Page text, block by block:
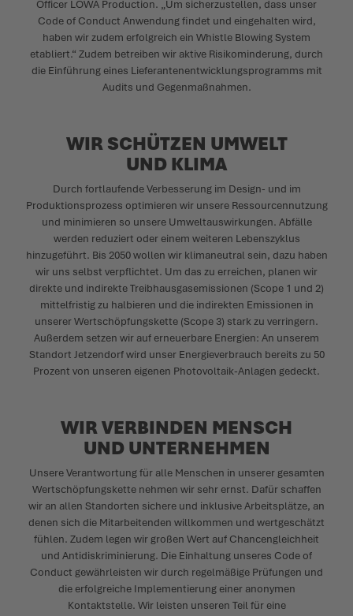
Officer LOWA Production. „Um sicherzustellen, dass unser
Code of Conduct Anwendung findet und eingehalten wird,
haben wir zudem erfolgreich ein Whistle Blowing System
etabliert.“ Zudem betreiben wir aktive Risikominderung, durch
die Einführung eines Lieferantenentwicklungsprogramms mit
Audits und Gegenmaßnahmen.
WIR SCHÜTZEN UMWELT
UND KLIMA
Durch fortlaufende Verbesserung im Design- und im
Produktionsprozess optimieren wir unsere Ressourcennutzung
und minimieren so unsere Umweltauswirkungen. Abfälle
werden reduziert oder einem weiteren Lebenszyklus
hinzugeführt. Bis 2050 wollen wir klimaneutral sein, dazu haben
wir uns selbst verpflichtet. Um das zu erreichen, planen wir
direkte und indirekte Treibhausgasemissionen (Scope 1 und 2)
mittelfristig zu halbieren und die indirekten Emissionen in
unserer Wertschöpfungskette (Scope 3) stark zu verringern.
Außerdem setzen wir auf erneuerbare Energien: An unserem
Standort Jetzendorf wird unser Energieverbrauch bereits zu 50
Prozent von unseren eigenen Photovoltaik-Anlagen gedeckt.
WIR VERBINDEN MENSCH
UND UNTERNEHMEN
Unsere Verantwortung für alle Menschen in unserer gesamten
Wertschöpfungskette nehmen wir sehr ernst. Dafür schaffen
wir an allen Standorten sichere und inklusive Arbeitsplätze, an
denen sich die Mitarbeitenden willkommen und wertgeschätzt
fühlen. Zudem legen wir großen Wert auf Chancengleichheit
und Antidiskriminierung. Die Einhaltung unseres Code of
Conduct gewährleisten wir durch regelmäßige Prüfungen und
die erfolgreiche Implementierung einer anonymen
Kontaktstelle. Wir leisten unseren Teil für eine